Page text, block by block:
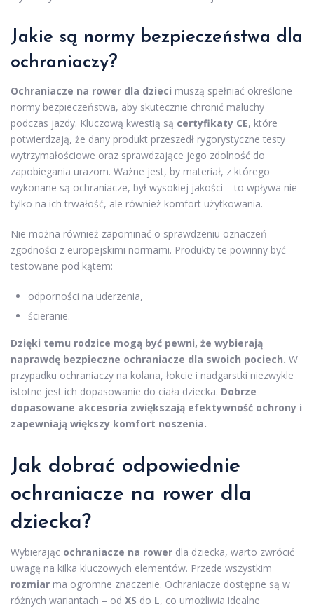
Jakie są normy bezpieczeństwa dla
ochraniaczy?
Ochraniacze na rower dla dzieci muszą spełniać określone
normy bezpieczeństwa, aby skutecznie chronić maluchy
podczas jazdy. Kluczową kwestią są certyfikaty CE, które
potwierdzają, że dany produkt przeszedł rygorystyczne testy
wytrzymałościowe oraz sprawdzające jego zdolność do
zapobiegania urazom. Ważne jest, by materiał, z którego
wykonane są ochraniacze, był wysokiej jakości – to wpływa nie
tylko na ich trwałość, ale również komfort użytkowania.
Nie można również zapominać o sprawdzeniu oznaczeń
zgodności z europejskimi normami. Produkty te powinny być
testowane pod kątem:
odporności na uderzenia,
ścieranie.
Dzięki temu rodzice mogą być pewni, że wybierają
naprawdę bezpieczne ochraniacze dla swoich pociech. W
przypadku ochraniaczy na kolana, łokcie i nadgarstki niezwykle
istotne jest ich dopasowanie do ciała dziecka. Dobrze
dopasowane akcesoria zwiększają efektywność ochrony i
zapewniają większy komfort noszenia.
Jak dobrać odpowiednie
ochraniacze na rower dla
dziecka?
Wybierając ochraniacze na rower dla dziecka, warto zwrócić
uwagę na kilka kluczowych elementów. Przede wszystkim
rozmiar ma ogromne znaczenie. Ochraniacze dostępne są w
różnych wariantach – od XS do L, co umożliwia idealne